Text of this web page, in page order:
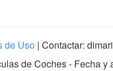
de Uso | Contactar:
de Coches - Fecha y